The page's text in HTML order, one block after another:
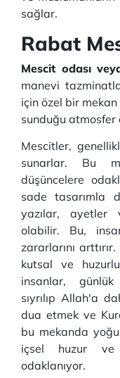
sağlar.
Rabat
Mescit odası
manevi
için özel bir
sunduğu atmosfer
Mescitler,
sunarlar. Bu
düşüncelere
sade tasarımla
yazılar, ayetler
olabilir. Bu,
zararlarını arttırır.
kutsal ve
insanlar, günlük
sıyrılıp Allah'a
dua etmek ve
bu mekanda
içsel huzur ve
odaklanıyor.